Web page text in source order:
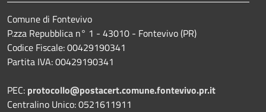
Comune di Fontevivo
P.zza Repubblica n° 1 - 43010 - Fontevivo (PR)
Codice Fiscale: 00429190341
Partita IVA: 00429190341
PEC: protocollo@postacert.comune.fontevivo.pr.it
Centralino Unico: 0521611911